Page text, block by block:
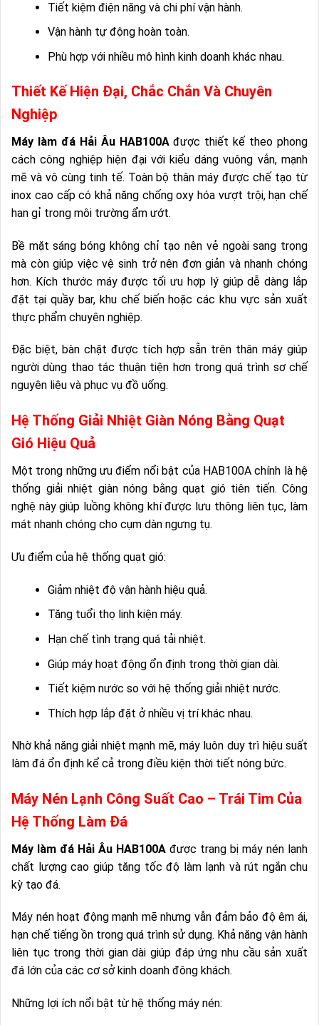
Tiết kiệm điện năng và chi phí vận hành.
Vận hành tự động hoàn toàn.
Phù hợp với nhiều mô hình kinh doanh khác nhau.
Thiết Kế Hiện Đại, Chắc Chắn Và Chuyên
Nghiệp
Máy làm đá Hải Âu HAB100Ađược thiết kế theo phong
cách công nghiệp hiện đại với kiểu dáng vuông vắn, mạnh
mẽ và vô cùng tinh tế. Toàn bộ thân máy được chế tạo từ
inox cao cấp có khả năng chống oxy hóa vượt trội, hạn chế
han gỉ trong môi trường ẩm ướt.
Bề mặt sáng bóng không chỉ tạo nên vẻ ngoài sang trọng
mà còn giúp việc vệ sinh trở nên đơn giản và nhanh chóng
hơn. Kích thước máy được tối ưu hợp lý giúp dễ dàng lắp
đặt tại quầy bar, khu chế biến hoặc các khu vực sản xuất
thực phẩm chuyên nghiệp.
Đặc biệt, bàn chặt được tích hợp sẵn trên thân máy giúp
người dùng thao tác thuận tiện hơn trong quá trình sơ chế
nguyên liệu và phục vụ đồ uống.
Hệ Thống Giải Nhiệt Giàn Nóng Bằng Quạt
Gió Hiệu Quả
Một trong những ưu điểm nổi bật của HAB100A chính là hệ
thống giải nhiệt giàn nóng bằng quạt gió tiên tiến. Công
nghệ này giúp luồng không khí được lưu thông liên tục, làm
mát nhanh chóng cho cụm dàn ngưng tụ.
Ưu điểm của hệ thống quạt gió:
Giảm nhiệt độ vận hành hiệu quả.
Tăng tuổi thọ linh kiện máy.
Hạn chế tình trạng quá tải nhiệt.
Giúp máy hoạt động ổn định trong thời gian dài.
Tiết kiệm nước so với hệ thống giải nhiệt nước.
Thích hợp lắp đặt ở nhiều vị trí khác nhau.
Nhờ khả năng giải nhiệt mạnh mẽ, máy luôn duy trì hiệu suất
làm đá ổn định kể cả trong điều kiện thời tiết nóng bức.
Máy Nén Lạnh Công Suất Cao – Trái Tim Của
Hệ Thống Làm Đá
Máy làm đá Hải Âu HAB100A được trang bị máy nén lạnh
chất lượng cao giúp tăng tốc độ làm lạnh và rút ngắn chu
kỳ tạo đá.
Máy nén hoạt động mạnh mẽ nhưng vẫn đảm bảo độ êm ái,
hạn chế tiếng ồn trong quá trình sử dụng. Khả năng vận hành
liên tục trong thời gian dài giúp đáp ứng nhu cầu sản xuất
đá lớn của các cơ sở kinh doanh đông khách.
Những lợi ích nổi bật từ hệ thống máy nén: